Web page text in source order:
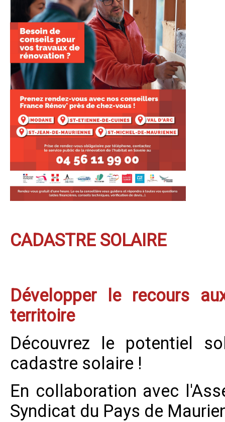
CADASTRE SOLAIRE
Développer le recours
territoire
Découvrez le potentiel
cadastre solaire !
En collaboration avec
Syndicat du Pays de